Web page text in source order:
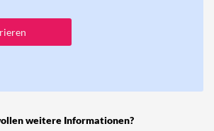
weitere Informationen?